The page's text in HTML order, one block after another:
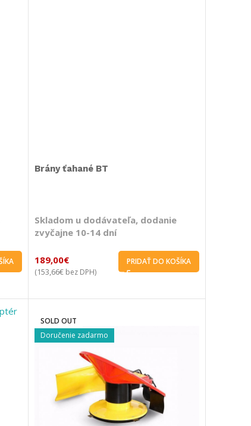
Brány ťahané BT
Skladom u dodávateľa, dodanie
zvyčajne 10-14 dní
189,00€
(153,66€ bez DPH)
PRIDAŤ DO KOŠÍKA
SOLD OUT
Doručenie zadarmo